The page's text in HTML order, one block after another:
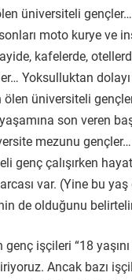
üniversiteli
moto kurye ve
kafelerde,
Yoksulluktan dolayı
ölen üniversiteli
son veren
mezunu
genç çalışırken
var. (Yine bu
de olduğunu
genç işçileri “18
Ancak bazı